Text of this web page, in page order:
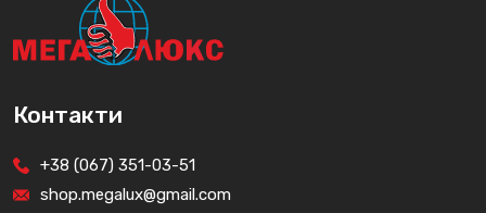
Контакти
+38 (067) 351-03-51
shop.megalux@gmail.com